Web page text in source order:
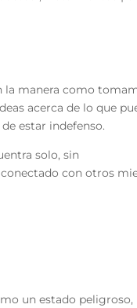
la manera como
acerca de lo que
estar indefenso.
solo, sin
con otros
un estado peligroso,